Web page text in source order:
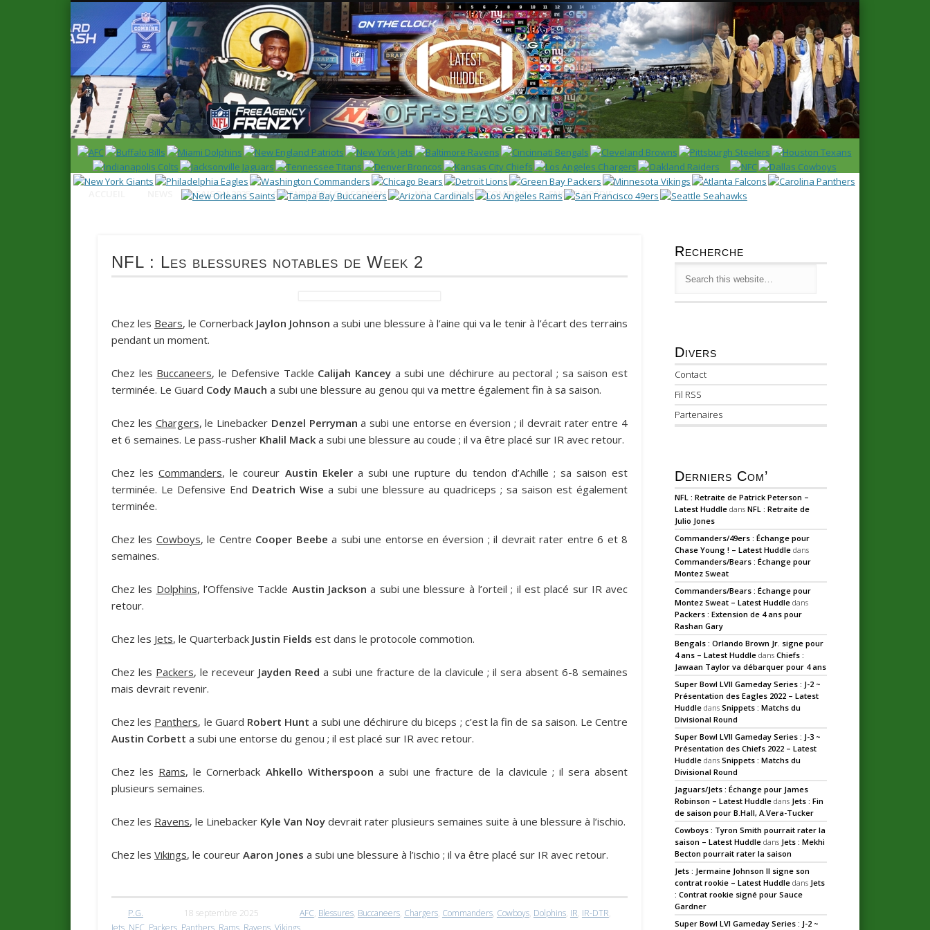
News en français sur la NFL et le Football Américain (Foot US)
SAISON 2025 CALENDRIER / CLASSEMENT NFL DRAFT/COMBINE ENCYCLOPÉDIE
NFL : Les blessures notables de Week 2
Chez les Bears, le Cornerback Jaylon Johnson a subi une blessure à l’aine qui va le tenir à l’écart des terrains
pendant un moment.
Chez les Buccaneers, le Defensive Tackle Calijah Kancey a subi une déchirure au pectoral ; sa saison est
terminée. Le Guard Cody Mauch a subi une blessure au genou qui va mettre également fin à sa saison.
Chez les Chargers, le Linebacker Denzel Perryman a subi une entorse en éversion ; il devrait rater entre 4
et 6 semaines. Le pass-rusher Khalil Macka subi une blessure au coude ; il va être placé sur IR avec retour.
Chez lesCommanders, le coureur Austin Ekelera subi une rupture du tendon d’Achille ; sa saison est
terminée. Le Defensive End Deatrich Wise a subi une blessure au quadriceps ; sa saison est également
terminée.
Chez les Cowboys, le Centre Cooper Beebe a subi une entorse en éversion ; il devrait rater entre 6 et 8
semaines.
Chez les Dolphins, l’Offensive Tackle Austin Jackson a subi une blessure à l’orteil ; il est placé sur IR avec
retour.
Chez les Jets, le Quarterback Justin Fields est dans le protocole commotion.
Chez les Packers, le receveur Jayden Reed a subi une fracture de la clavicule ; il sera absent 6-8 semaines
mais devrait revenir.
Chez les Panthers, le Guard Robert Hunt a subi une déchirure du biceps ; c’est la fin de sa saison. Le Centre
Austin Corbett a subi une entorse du genou ; il est placé sur IR avec retour.
Chez les Rams, le Cornerback Ahkello Witherspoon a subi une fracture de la clavicule ; il sera absent
plusieurs semaines.
Chez les Ravens, le Linebacker Kyle Van Noydevrait rater plusieurs semaines suite à une blessure à l’ischio.
Chez les Vikings, le coureur Aaron Jones a subi une blessure à l’ischio ; il va être placé sur IR avec retour.
P.G. 18 septembre 2025 AFC, Blessures, Buccaneers, Chargers, Commanders, Cowboys, Dolphins, IR, IR-DTR,
Jets, NFC, Packers, Panthers, Rams, Ravens, Vikings
Recherche
Divers
Contact
Fil RSS
Partenaires
Derniers Com’
NFL : Retraite de Patrick Peterson –
Latest Huddle dansNFL : Retraite de
Julio Jones
Commanders/49ers : Échange pour
Chase Young ! – Latest Huddle dans
Commanders/Bears : Échange pour
Montez Sweat
Commanders/Bears : Échange pour
Montez Sweat – Latest Huddle dans
Packers : Extension de 4 ans pour
Rashan Gary
Bengals : Orlando Brown Jr. signe pour
4 ans – Latest Huddle dansChiefs :
Jawaan Taylor va débarquer pour 4 ans
Super Bowl LVII Gameday Series : J-2 ~
Présentation des Eagles 2022 – Latest
Huddle dansSnippets : Matchs du
Divisional Round
Super Bowl LVII Gameday Series : J-3 ~
Présentation des Chiefs 2022 – Latest
Huddle dansSnippets : Matchs du
Divisional Round
Jaguars/Jets : Échange pour James
Robinson – Latest Huddle dans Jets : Fin
de saison pour B.Hall, A.Vera-Tucker
Cowboys : Tyron Smith pourrait rater la
saison – Latest Huddle dans Jets : Mekhi
Becton pourrait rater la saison
Jets : Jermaine Johnson II signe son
contrat rookie – Latest Huddle dans Jets
: Contrat rookie signé pour Sauce
Gardner
Super Bowl LVI Gameday Series : J-2 ~